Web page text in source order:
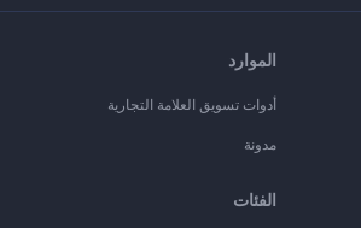
الموارد
أدوات تسويق العلامة التجارية
مدونة
الفئات